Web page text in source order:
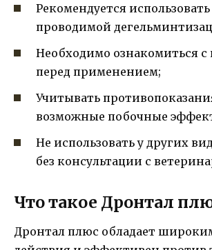
Рекомендуется использовать
проводимой
Необходимо ознакомиться
перед применением;
Учитывать
возможные побочные
Не использовать у других
без консультации с
Что такое Дронтал
Дронтал плюс обладает